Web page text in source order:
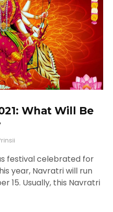
What Will Be
festival celebrated for
year, Navratri will run
15. Usually, this Navratri